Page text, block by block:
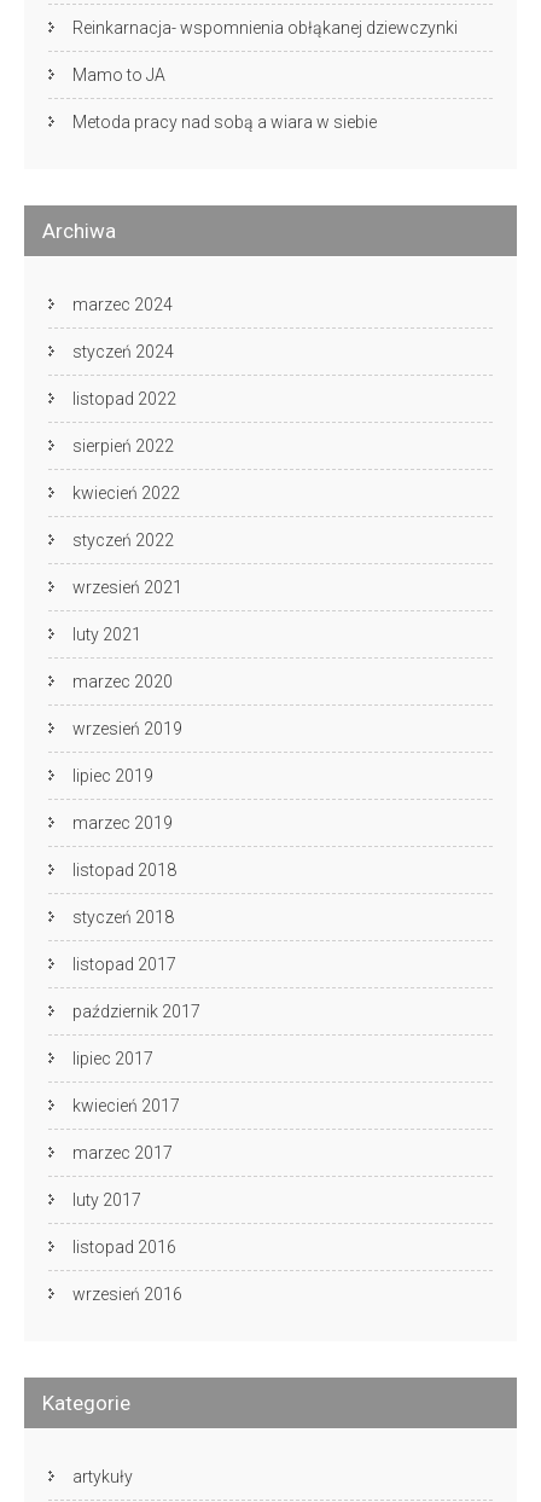
Reinkarnacja- wspomnienia obłąkanej dziewczynki
Mamo to JA
Metoda pracy nad sobą a wiara w siebie
Archiwa
marzec 2024
styczeń 2024
listopad 2022
sierpień 2022
kwiecień 2022
styczeń 2022
wrzesień 2021
luty 2021
marzec 2020
wrzesień 2019
lipiec 2019
marzec 2019
listopad 2018
styczeń 2018
listopad 2017
październik 2017
lipiec 2017
kwiecień 2017
marzec 2017
luty 2017
listopad 2016
wrzesień 2016
Kategorie
artykuły